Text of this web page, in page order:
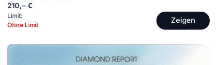
210,– €
Limit:
Ohne Limit
Zeigen